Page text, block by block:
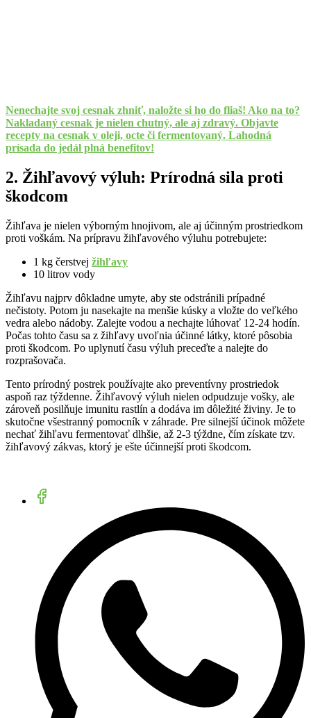
Nenechajte svoj cesnak zhniť, naložte si ho do fliaš! Ako na to?
Nakladaný cesnak je nielen chutný, ale aj zdravý. Objavte
recepty na cesnak v oleji, octe či fermentovaný. Lahodná
prísada do jedál plná benefitov!
2. Žihľavový výluh: Prírodná sila proti
škodcom
Žihľava je nielen výborným hnojivom, ale aj účinným prostriedkom
proti voškám. Na prípravu žihľavového výluhu potrebujete:
1 kg čerstvej žihľavy
10 litrov vody
Žihľavu najprv dôkladne umyte, aby ste odstránili prípadné
nečistoty. Potom ju nasekajte na menšie kúsky a vložte do veľkého
vedra alebo nádoby. Zalejte vodou a nechajte lúhovať 12-24 hodín.
Počas tohto času sa z žihľavy uvoľnia účinné látky, ktoré pôsobia
proti škodcom. Po uplynutí času výluh preceďte a nalejte do
rozprašovača.
Tento prírodný postrek používajte ako preventívny prostriedok
aspoň raz týždenne. Žihľavový výluh nielen odpudzuje vošky, ale
zároveň posilňuje imunitu rastlín a dodáva im dôležité živiny. Je to
skutočne všestranný pomocník v záhrade. Pre silnejší účinok môžete
nechať žihľavu fermentovať dlhšie, až 2-3 týždne, čím získate tzv.
žihľavový zákvas, ktorý je ešte účinnejší proti škodcom.